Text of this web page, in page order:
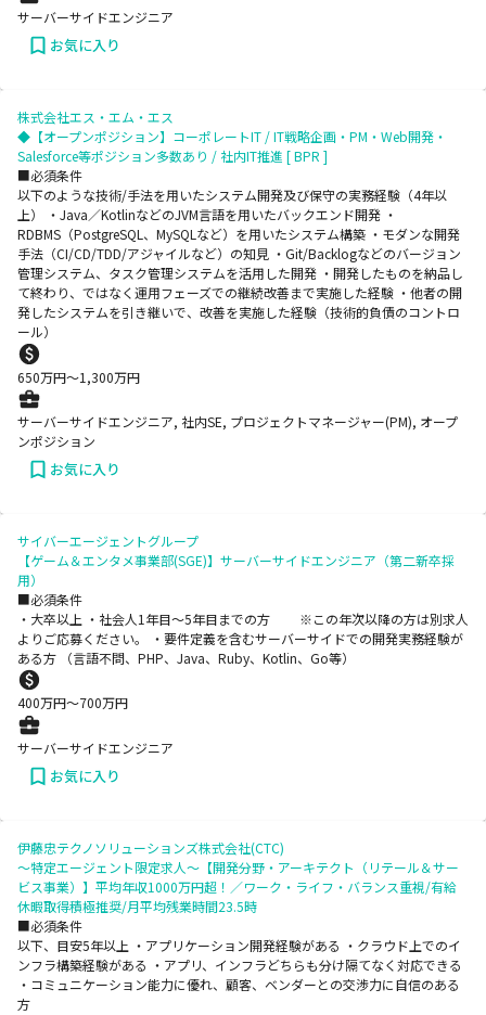
サーバーサイドエンジニア
お気に入り
株式会社エス・エム・エス
◆【オープンポジション】コーポレートIT / IT戦略企画・PM・Web開発・
Salesforce等ポジション多数あり / 社内IT推進 [ BPR ]
■必須条件
以下のような技術/手法を用いたシステム開発及び保守の実務経験（4年以
上） ・Java／KotlinなどのJVM言語を用いたバックエンド開発 ・
RDBMS（PostgreSQL、MySQLなど）を用いたシステム構築 ・モダンな開発
手法（CI/CD/TDD/アジャイルなど）の知見 ・Git/Backlogなどのバージョン
管理システム、タスク管理システムを活用した開発 ・開発したものを納品し
て終わり、ではなく運用フェーズでの継続改善まで実施した経験 ・他者の開
発したシステムを引き継いで、改善を実施した経験（技術的負債のコントロ
ール）
650万円〜1,300万円
サーバーサイドエンジニア, 社内SE, プロジェクトマネージャー(PM), オープ
ンポジション
お気に入り
サイバーエージェントグループ
【ゲーム＆エンタメ事業部(SGE)】サーバーサイドエンジニア（第二新卒採
用）
■必須条件
・大卒以上 ・社会人1年目～5年目までの方 ※この年次以降の方は別求人
よりご応募ください。 ・要件定義を含むサーバーサイドでの開発実務経験が
ある方 （言語不問、PHP、Java、Ruby、Kotlin、Go等）
400万円〜700万円
サーバーサイドエンジニア
お気に入り
伊藤忠テクノソリューションズ株式会社(CTC)
～特定エージェント限定求人～【開発分野・アーキテクト（リテール＆サー
ビス事業）】平均年収1000万円超！／ワーク・ライフ・バランス重視/有給
休暇取得積極推奨/月平均残業時間23.5時
■必須条件
以下、目安5年以上 ・アプリケーション開発経験がある ・クラウド上でのイ
ンフラ構築経験がある ・アプリ、インフラどちらも分け隔てなく対応できる
・コミュニケーション能力に優れ、顧客、ベンダーとの交渉力に自信のある
方